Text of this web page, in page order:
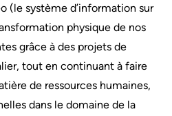
Infection
Prevention
Places
to
Stay
Leadership
Team
(le système d’information sur
physique de nos
grâce à des projets de
tout en continuant à faire
de ressources humaines,
dans le domaine de la